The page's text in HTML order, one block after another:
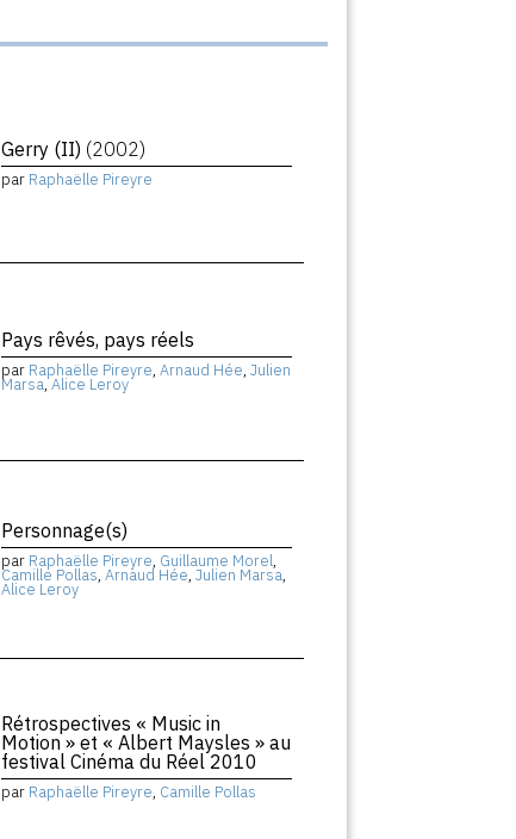
Gerry (II) (2002)
par Raphaëlle Pireyre
Pays rêvés, pays réels
par Raphaëlle Pireyre, Arnaud Hée, Julien
Marsa,Alice Leroy
Personnage(s)
par Raphaëlle Pireyre, Guillaume Morel,
Camille Pollas, Arnaud Hée, Julien Marsa,
Alice Leroy
Rétrospectives « Music in
Motion » et « Albert Maysles » au
festival Cinéma du Réel 2010
par Raphaëlle Pireyre, Camille Pollas